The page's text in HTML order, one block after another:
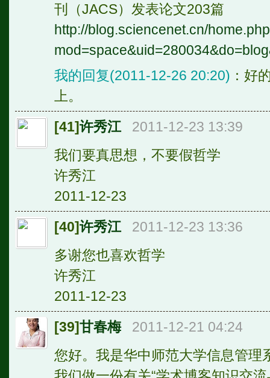
刊（JACS）发表论文203篇
http://blog.sciencenet.cn/
我的回复(2011-12-26 20:20) ：好
上。
[41]许秀江
2011-12-23 13:39
我们要真思想，不要假哲学
许秀江
2011-12-23
[40]许秀江
2011-12-23 13:36
多谢您也喜欢哲学
许秀江
2011-12-23
[39]甘春梅
2011-12-21 04:24
您好。我是华中师范大学信息管理